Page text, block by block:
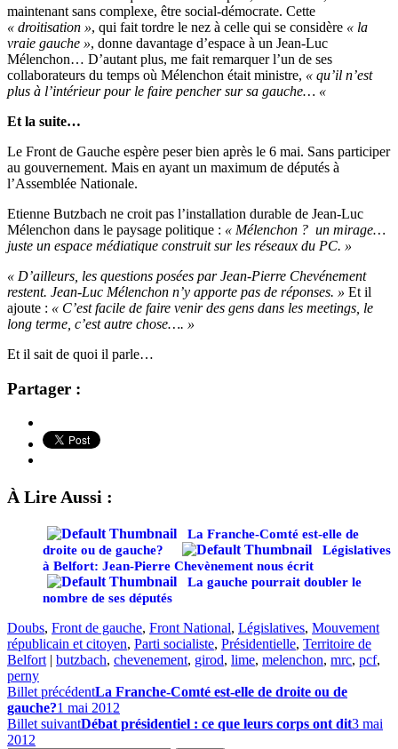
maintenant sans complexe, être social-démocrate. Cette
« droitisation », qui fait tordre le nez à celle qui se considère « la
vraie gauche », donne davantage d’espace à un Jean-Luc
Mélenchon… D’autant plus, me fait remarquer l’un de ses
collaborateurs du temps où Mélenchon était ministre, « qu’il n’est
plus à l’intérieur pour le faire pencher sur sa gauche… «
Et la suite…
Le Front de Gauche espère peser bien après le 6 mai. Sans participer
au gouvernement. Mais en ayant un maximum de députés à
l’Assemblée Nationale.
Etienne Butzbach ne croit pas l’installation durable de Jean-Luc
Mélenchon dans le paysage politique : « Mélenchon ? un mirage…
juste un espace médiatique construit sur les réseaux du PC. »
« D’ailleurs, les questions posées par Jean-Pierre Chevénement
restent. Jean-Luc Mélenchon n’y apporte pas de réponses. » Et il
ajoute : « C’est facile de faire venir des gens dans les meetings, le
long terme, c’est autre chose…. »
Et il sait de quoi il parle…
Partager :
À Lire Aussi :
La Franche-Comté est-elle de
droite ou de gauche?
Législatives
à Belfort: Jean-Pierre Chevènement nous écrit
La gauche pourrait doubler le
nombre de ses députés
Doubs, Front de gauche, Front National, Législatives, Mouvement
républicain et citoyen, Parti socialiste, Présidentielle, Territoire de
Belfort | butzbach, chevenement, girod, lime, melenchon, mrc, pcf,
perny
Billet précédentLa Franche-Comté est-elle de droite ou de
gauche?1 mai 2012
Billet suivantDébat présidentiel : ce que leurs corps ont dit3 mai
2012